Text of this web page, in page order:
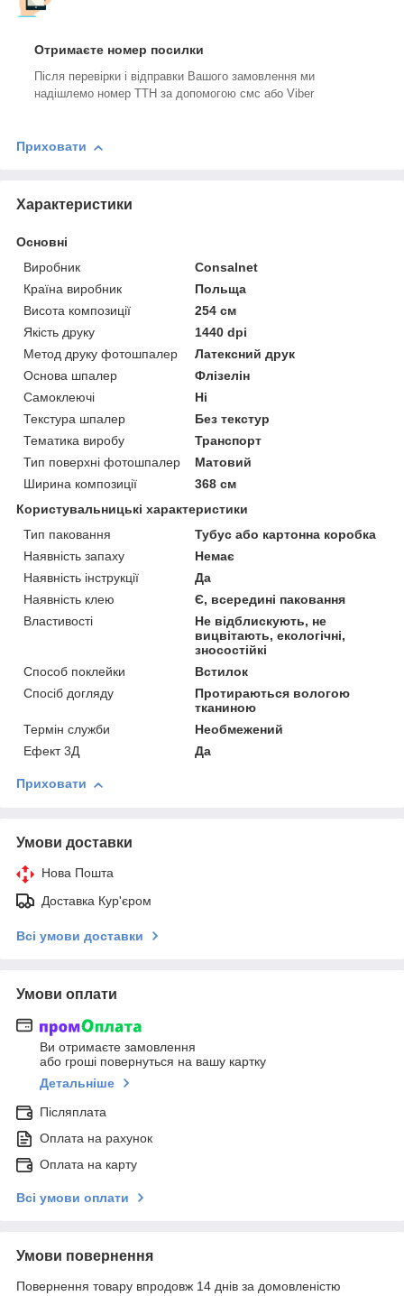
Отримаєте номер посилки
Після перевірки і відправки Вашого замовлення ми
надішлемо номер ТТН за допомогою смс або Viber
Приховати
Характеристики
Основні
Виробник
Consalnet
Країна виробник
Польща
Висота композиції
254 см
Якість друку
1440 dpi
Метод друку фотошпалер
Латексний друк
Основа шпалер
Флізелін
Самоклеючі
Ні
Текстура шпалер
Без текстур
Тематика виробу
Транспорт
Тип поверхні фотошпалер
Матовий
Ширина композиції
368 см
Користувальницькі характеристики
Тип паковання
Тубус або картонна коробка
Наявність запаху
Немає
Наявність інструкції
Да
Наявність клею
Є, всередині паковання
Властивості
Не відблискують, не
вицвітають, екологічні,
зносостійкі
Способ поклейки
Встилок
Спосіб догляду
Протираються вологою
тканиною
Термін служби
Необмежений
Ефект 3Д
Да
Приховати
Умови доставки
Нова Пошта
Доставка Кур'єром
Всі умови доставки
Умови оплати
Ви отримаєте замовлення
або гроші повернуться на вашу картку
Детальніше
Післяплата
Оплата на рахунок
Оплата на карту
Всі умови оплати
Умови повернення
Повернення товару впродовж 14 днів за домовленістю